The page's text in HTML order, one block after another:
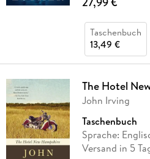
Taschenbuch
13,49 €
The Hotel
John Irving
Taschenbuch
Sprache:
Versand in 5